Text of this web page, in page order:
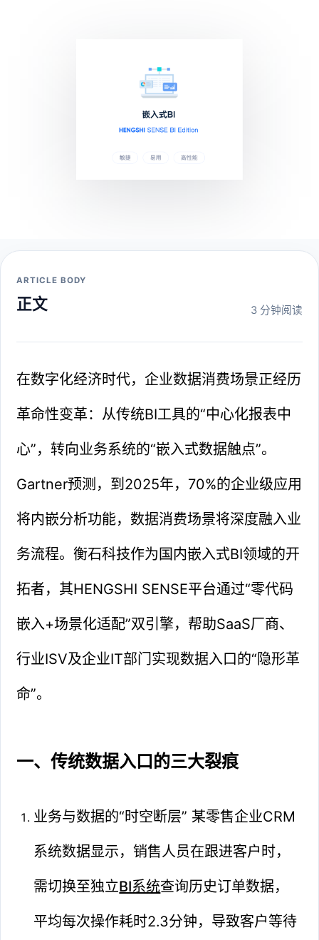
ARTICLE BODY
正文 3 分钟阅读
在数字化经济时代，企业数据消费场景正经历
革命性变革：从传统BI工具的“中心化报表中
心”，转向业务系统的“嵌入式数据触点”。
Gartner预测，到2025年，70%的企业级应用
将内嵌分析功能，数据消费场景将深度融入业
务流程。衡石科技作为国内嵌入式BI领域的开
拓者，其HENGSHI SENSE平台通过“零代码
嵌入+场景化适配”双引擎，帮助SaaS厂商、
行业ISV及企业IT部门实现数据入口的“隐形革
命”。
一、传统数据入口的三大裂痕
业务与数据的“时空断层” 某零售企业CRM
系统数据显示，销售人员在跟进客户时，
需切换至独立BI系统查询历史订单数据，
平均每次操作耗时2.3分钟，导致客户等待